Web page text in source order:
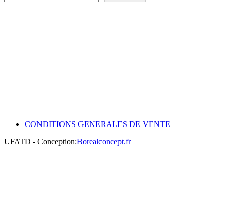
CONDITIONS GENERALES DE VENTE
UFATD - Conception:Borealconcept.fr